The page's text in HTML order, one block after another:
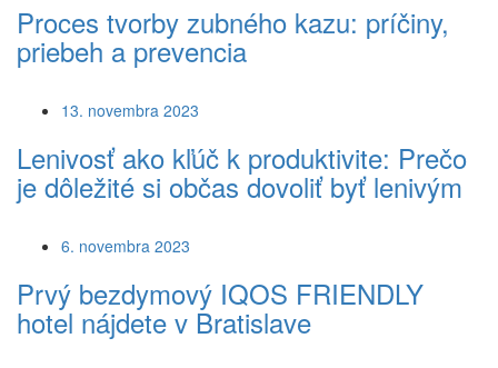
Proces tvorby zubného kazu: príčiny,
priebeh a prevencia
13. novembra 2023
Lenivosť ako kľúč k produktivite: Prečo
je dôležité si občas dovoliť byť lenivým
6. novembra 2023
Prvý bezdymový IQOS FRIENDLY
hotel nájdete v Bratislave